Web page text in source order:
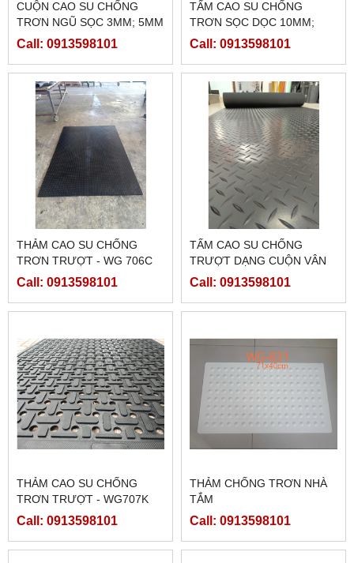
CUỘN CAO SU CHỐNG
TRƠN NGŨ SỌC 3MM; 5MM
Call: 0913598101
TẤM CAO SU CHỐNG
TRƠN SỌC DỌC 10MM;
20MM
Call: 0913598101
THẢM CAO SU CHỐNG
TRƠN TRƯỢT - WG 706C
Call: 0913598101
TẤM CAO SU CHỐNG
TRƯỢT DẠNG CUỘN VÂN
LÁ; SỌC DỌC; CARO
Call: 0913598101
THẢM CAO SU CHỐNG
TRƠN TRƯỢT - WG707K
(CAO SU LỖ SỌC NGANG
Call: 0913598101
THẢM CHỐNG TRƠN NHÀ
TẮM
Call: 0913598101